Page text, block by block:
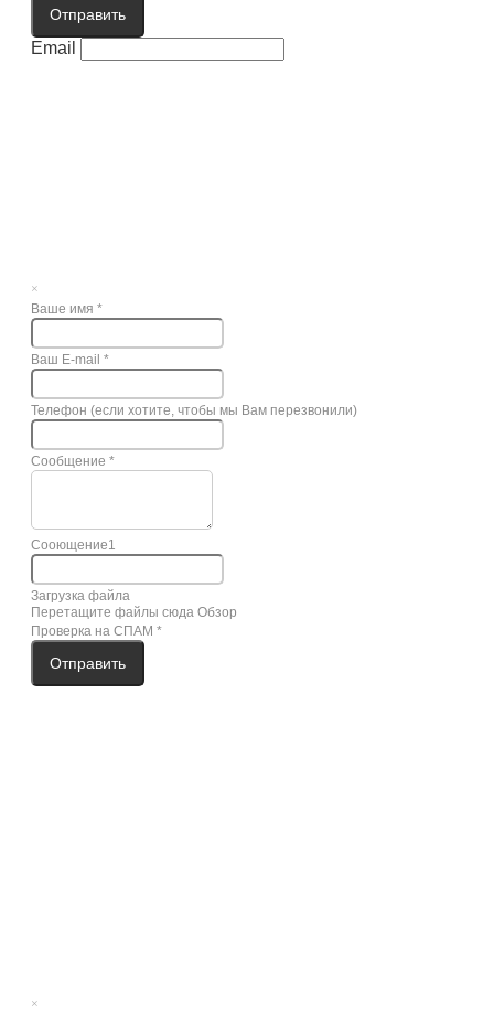
Отправить
Email
×
Ваше имя *
Ваш E-mail *
Телефон (если хотите, чтобы мы Вам перезвонили)
Сообщение *
Сооющение1
Загрузка файла
Перетащите файлы сюда Обзор
Проверка на СПАМ *
Отправить
×